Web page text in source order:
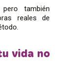
también
reales de
vida no